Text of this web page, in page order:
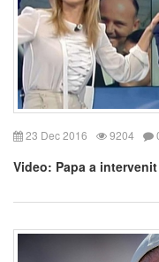
23 Dec 2016 9204
Video: Papa a